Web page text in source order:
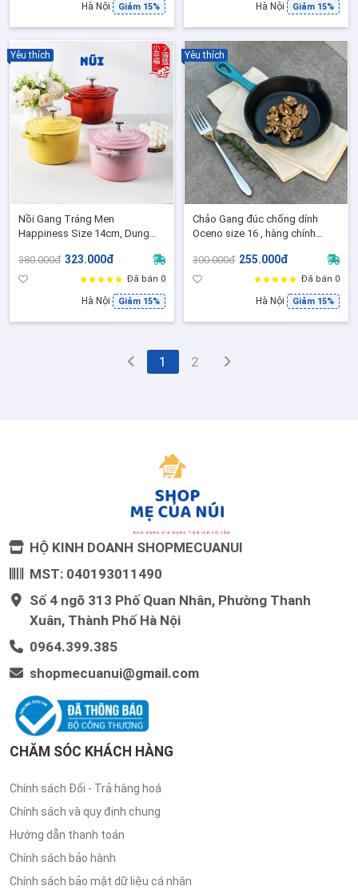
Hà Nội Giảm 15% Hà Nội Giảm 15%
Nồi Gang Tráng Men
Happiness Size 14cm, Dung
380.000đ 323.000đ
Đã bán 0
Hà Nội Giảm 15%
Yêu thích
Chảo Gang đúc chống dính
Oceno size 16 , hàng chính
300.000đ 255.000đ
Đã bán 0
Hà Nội Giảm 15%
Yêu thích
1 2
HỘ KINH DOANH SHOPMECUANUI
MST: 040193011490
Số 4 ngõ 313 Phố Quan Nhân, Phường Thanh
Xuân, Thành Phố Hà Nội
0964.399.385
shopmecuanui@gmail.com
CHĂM SÓC KHÁCH HÀNG
Chính sách Đổi - Trả hàng hoá
Chính sách và quy định chung
Hướng dẫn thanh toán
Chính sách bảo hành
Chính sách bảo mật dữ liệu cá nhân